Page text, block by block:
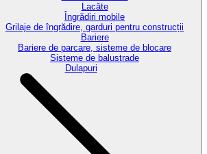
Lacăte
Îngrădiri mobile
Grilaje de îngrădire, garduri pentru construcții
Bariere
Bariere de parcare, sisteme de blocare
Sisteme de balustrade
Dulapuri